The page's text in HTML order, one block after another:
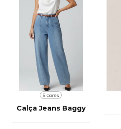
5 cores
Calça Jeans Baggy